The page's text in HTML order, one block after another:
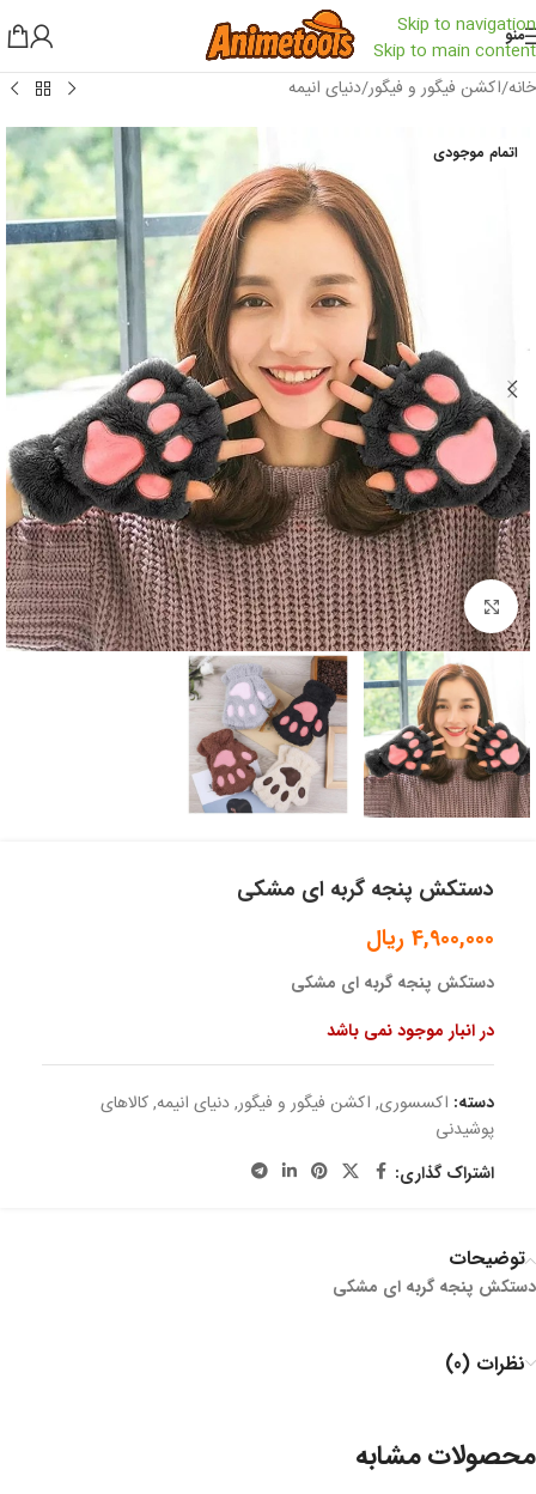
Skip to navigation
Skip to main content
منو
خانه/اکشن فیگور و فیگور/دنیای انیمه
اتمام موجودی
بزرگنمایی تصویر
دستکش پنجه گربه ای مشکی
4,900,000 ریال
دستکش پنجه گربه ای مشکی
در انبار موجود نمی باشد
دسته: اکسسوری, اکشن فیگور و فیگور,دنیای انیمه,کالاهای
پوشیدنی
اشتراک گذاری:
توضیحات
دستکش پنجه گربه ای مشکی
نظرات (0)
محصولات مشابه